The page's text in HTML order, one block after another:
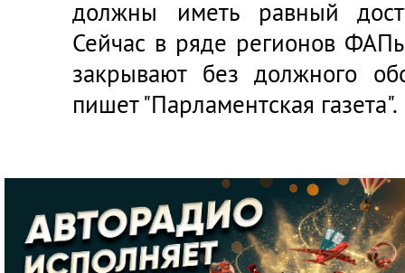
должны иметь равный
Сейчас в ряде регионов
закрывают без должного
пишет"Парламентская газета".